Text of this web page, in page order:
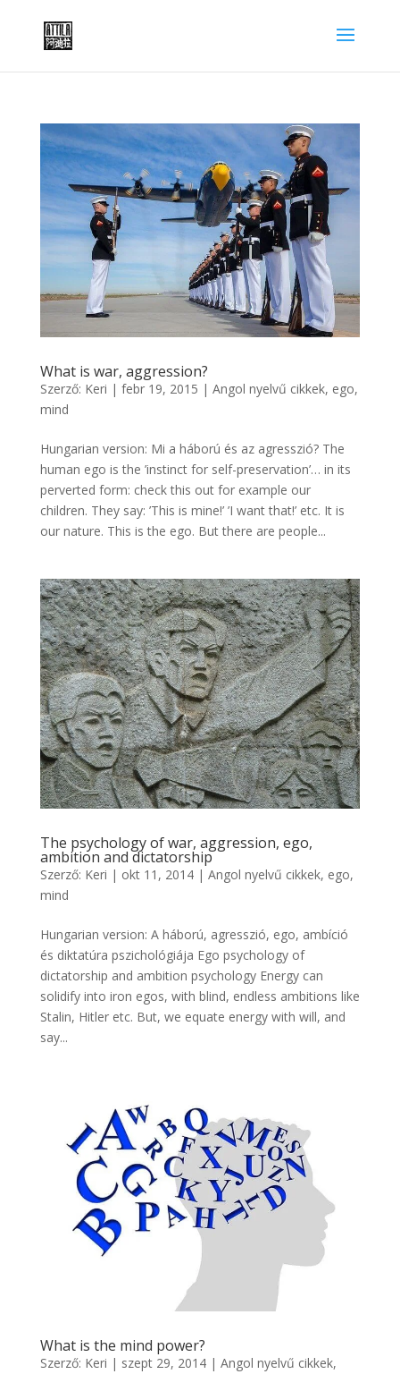
What is war, aggression?
Szerző: Keri | febr 19, 2015 | Angol nyelvű cikkek, ego,
mind
Hungarian version: Mi a háború és az agresszió? The
human ego is the ’instinct for self-preservation’… in its
perverted form: check this out for example our
children. They say: ’This is mine!’ ’I want that!’ etc. It is
our nature. This is the ego. But there are people...
The psychology of war, aggression, ego,
ambition and dictatorship
Szerző: Keri | okt 11, 2014| Angol nyelvű cikkek, ego,
mind
Hungarian version: A háború, agresszió, ego, ambíció
és diktatúra pszichológiája Ego psychology of
dictatorship and ambition psychology Energy can
solidify into iron egos, with blind, endless ambitions like
Stalin, Hitler etc. But, we equate energy with will, and
say...
What is the mind power?
Szerző: Keri | szept 29, 2014| Angol nyelvű cikkek,